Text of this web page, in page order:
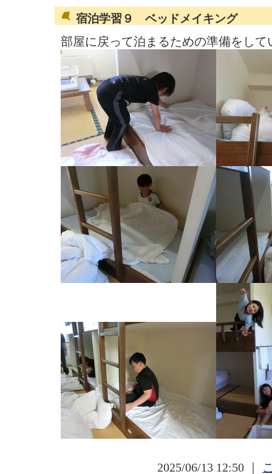
宿泊学習９ ベッドメイキング
部屋に戻って泊まるための準備をして
2025/06/13 12:50 ｜